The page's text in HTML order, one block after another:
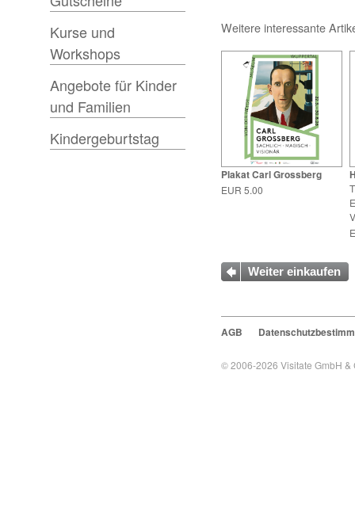
Kurse und
Workshops
Angebote für Kinder
und Familien
Kindergeburtstag
Weitere interessante
Plakat Carl Grossberg
EUR 5.00
Weiter einkaufen
AGB
© 2006-2026 Visitate GmbH &